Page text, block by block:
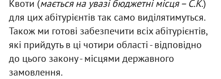
Квоти (мається на увазі бюджетні місця – С.К.)
для цих абітурієнтів так само виділятимуться.
Також ми готові забезпечити всіх абітурієнтів,
які прийдуть в ці чотири області - відповідно
до цього закону - місцями державного
замовлення.